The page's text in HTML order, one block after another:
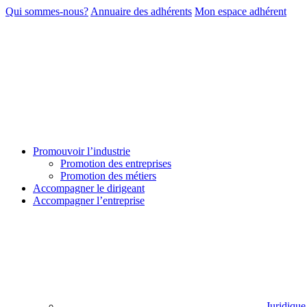
Qui sommes-nous? Annuaire des adhérents Mon espace adhérent
Promouvoir l’industrie
Promotion des entreprises
Promotion des métiers
Accompagner le dirigeant
Accompagner l’entreprise